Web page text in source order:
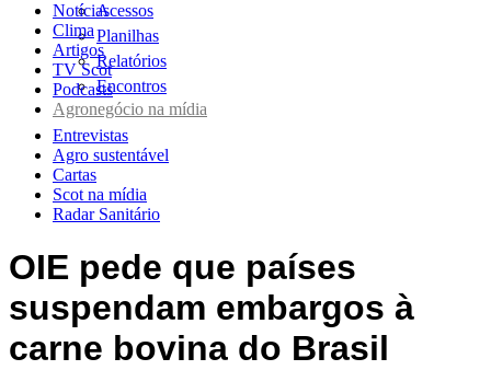
Acessos
Planilhas
Relatórios
Encontros
Notícias
Clima
Artigos
TV Scot
Podcasts
Agronegócio na mídia
Entrevistas
Agro sustentável
Cartas
Scot na mídia
Radar Sanitário
OIE pede que países
suspendam embargos à
carne bovina do Brasil